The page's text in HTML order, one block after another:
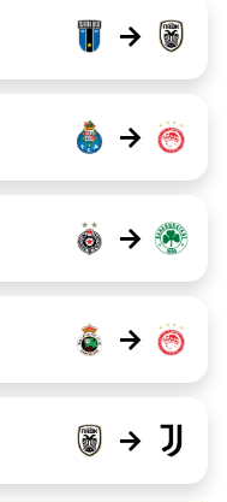
→
→
→
→
→